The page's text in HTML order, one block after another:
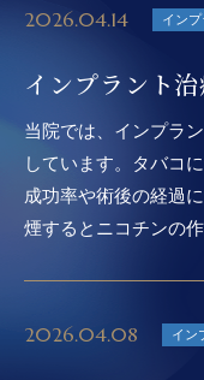
2026.04.14 イン
インプラント
当院では、インプラ
しています。タバコ
成功率や術後の経過
煙するとニコチンの
2026.04.08 イン